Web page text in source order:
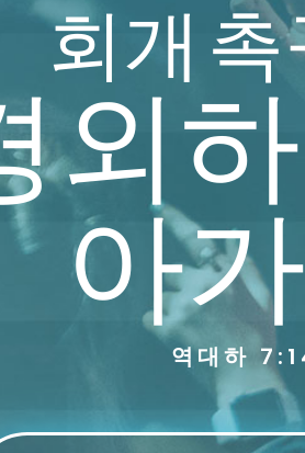
회개 촉
외
아
역대하